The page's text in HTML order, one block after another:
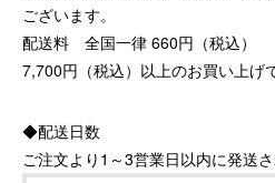
ございます。
配送料 全国一律 660円（税込）
7,700円（税込）以上のお買い上げ
◆配送日数
ご注文より1～3営業日以内に発送さ